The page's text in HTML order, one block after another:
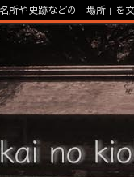
所や史跡などの「場所」を